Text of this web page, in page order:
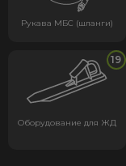
Рукава МБС (шланги)
Оборудование для ЖД
19